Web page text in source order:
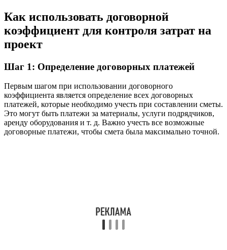
Как использовать договорной
коэффициент для контроля затрат на
проект
Шаг 1: Определение договорных платежей
Первым шагом при использовании договорного
коэффициента является определение всех договорных
платежей, которые необходимо учесть при составлении сметы.
Это могут быть платежи за материалы, услуги подрядчиков,
аренду оборудования и т. д. Важно учесть все возможные
договорные платежи, чтобы смета была максимально точной.